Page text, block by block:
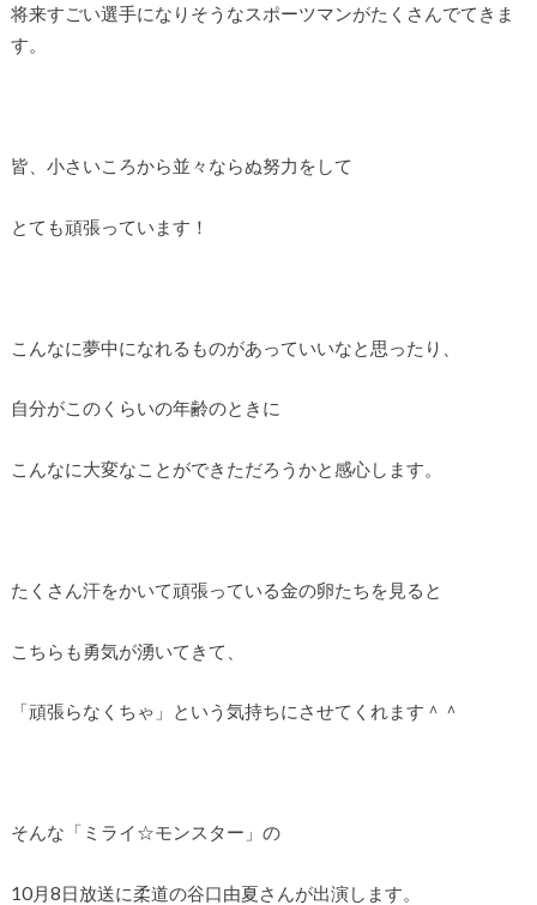
将来すごい選手になりそうなスポーツマンがたくさんでてきま
す。
皆、小さいころから並々ならぬ努力をして
とても頑張っています！
こんなに夢中になれるものがあっていいなと思ったり、
自分がこのくらいの年齢のときに
こんなに大変なことができただろうかと感心します。
たくさん汗をかいて頑張っている金の卵たちを見ると
こちらも勇気が湧いてきて、
「頑張らなくちゃ」という気持ちにさせてくれます＾＾
そんな「ミライ☆モンスター」の
10月8日放送に柔道の谷口由夏さんが出演します。